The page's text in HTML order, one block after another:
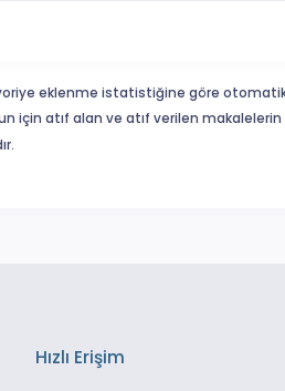
eklenme istatistiğine göre
atıf alan ve atıf verilen
Hızlı Erişim